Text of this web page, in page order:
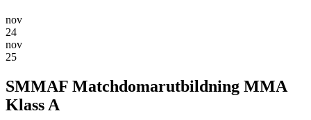
nov
24
nov
25
SMMAF Matchdomarutbildning MMA
Klass A